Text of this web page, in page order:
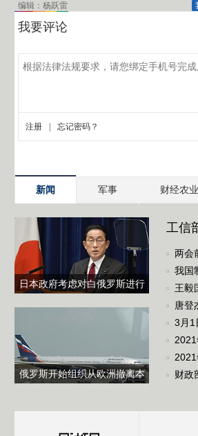
编辑：杨跃雷
新闻 军事 财经农业
日本政府考虑对白俄罗斯进行
俄罗斯开始组织从欧洲撤离本
工信
两会
我国
王毅
唐登
3月1
财政